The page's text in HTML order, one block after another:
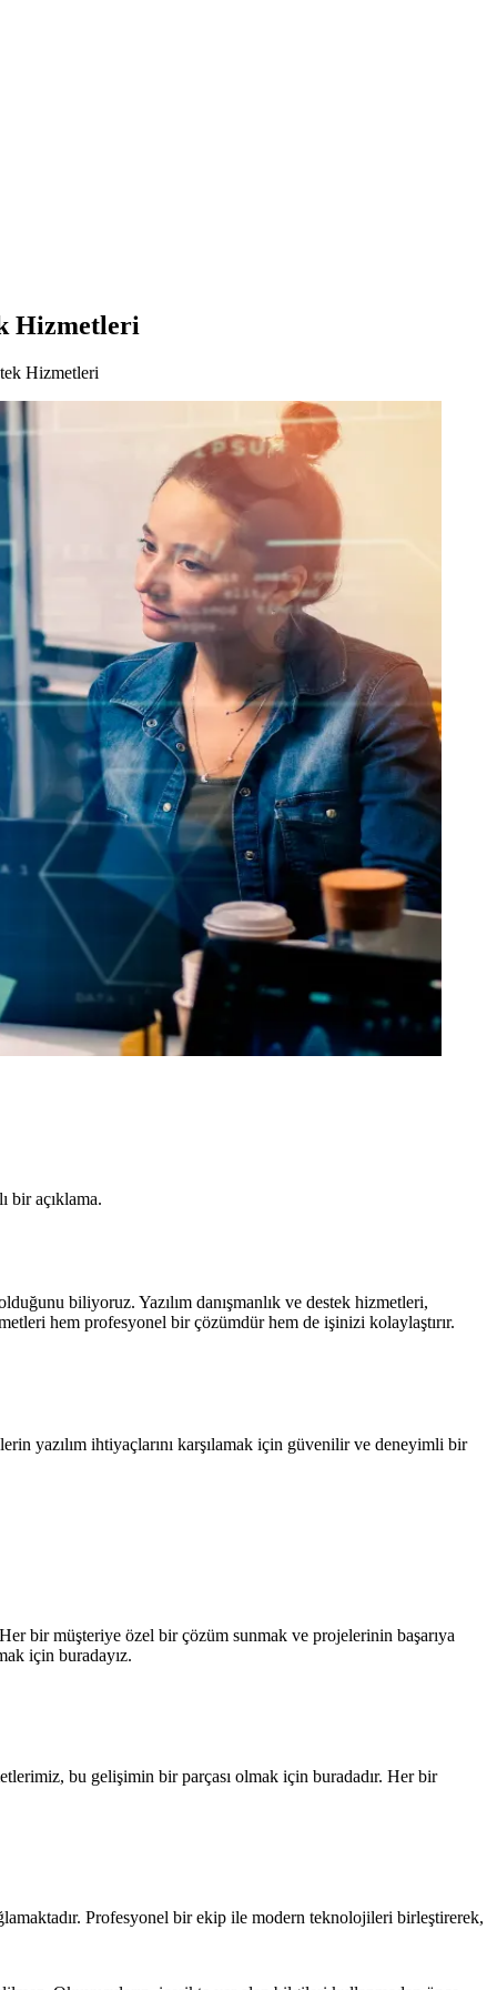
Hizmetleri
Hizmetleri
bir açıklama.
biliyoruz. Yazılım danışmanlık ve destek hizmetleri,
hem profesyonel bir çözümdür hem de işinizi kolaylaştırır.
yazılım ihtiyaçlarını karşılamak için güvenilir ve deneyimli bir
bir müşteriye özel bir çözüm sunmak ve projelerinin başarıya
için buradayız.
bu gelişimin bir parçası olmak için buradadır. Her bir
Profesyonel bir ekip ile modern teknolojileri birleştirerek,